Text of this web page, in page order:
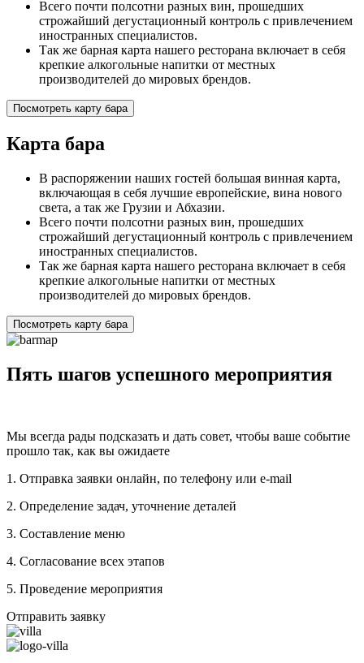
Всего почти полсотни разных вин, прошедших
строжайший дегустационный контроль с привлечением
иностранных специалистов.
Так же барная карта нашего ресторана включает в себя
крепкие алкогольные напитки от местных
производителей до мировых брендов.
Посмотреть карту бара
Карта бара
В распоряжении наших гостей большая винная карта,
включающая в себя лучшие европейские, вина нового
света, а так же Грузии и Абхазии.
Всего почти полсотни разных вин, прошедших
строжайший дегустационный контроль с привлечением
иностранных специалистов.
Так же барная карта нашего ресторана включает в себя
крепкие алкогольные напитки от местных
производителей до мировых брендов.
Посмотреть карту бара
Пять шагов успешного мероприятия
Мы всегда рады подсказать и дать совет, чтобы ваше событие
прошло так, как вы ожидаете
1. Отправка заявки онлайн, по телефону или e-mail
2. Определение задач, уточнение деталей
3. Составление меню
4. Согласование всех этапов
5. Проведение мероприятия
Отправить заявку